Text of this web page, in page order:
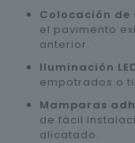
Colocación de
el pavimento
anterior.
Iluminación
empotrados o
Mamparas
de fácil
alicatado.